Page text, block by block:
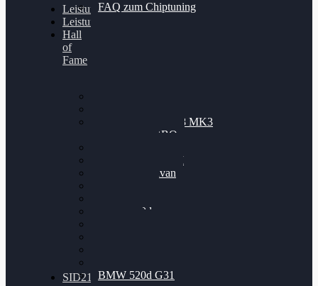
FAQ zum Chiptuning
Leistungsmessung
Leistungsprüfstand
Hall
of
Fame
Nissan GT-R35 3.8 MK3
V6 TWINTURBO
VW Passat 2.0TDI
VW T6 Multivan
BMW 120d
BMW 520d G31
SID212